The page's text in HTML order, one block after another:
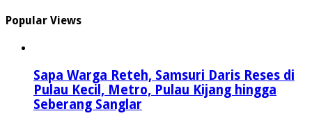
Popular Views
Sapa Warga Reteh, Samsuri Daris Reses di
Pulau Kecil, Metro, Pulau Kijang hingga
Seberang Sanglar